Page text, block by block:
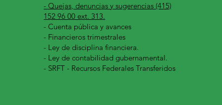
- Quejas, denuncias y sugerencias (415)
152 96 00 ext. 313.
-Cuenta pública y avances
- Financieros trimestrales
- Ley de disciplina financiera.
- Ley de contabilidad gubernamental.
- SRFT - Recursos Federales Transferidos